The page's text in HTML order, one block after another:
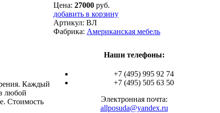
Каждый
любой
Стоимость
Цена: 27000 руб.
добавить в корзину
Артикул: BЛ
Фабрика: Американская мебель
Наши телефоны:
+7 (495) 995 92 74
+7 (495) 505 63 50
Электронная почта:
allposuda@yandex.ru